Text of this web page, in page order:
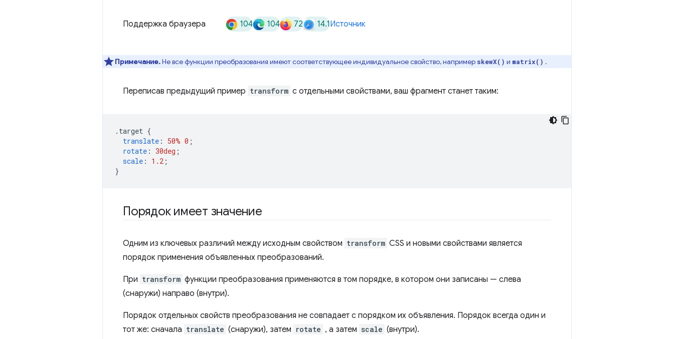
Поддержка браузера 104 104 72 14.1Источник
Примечание.Не все функции преобразования имеют соответствующее индивидуальное свойство, например skewX() и matrix() .
Переписав предыдущий пример transform с отдельными свойствами, ваш фрагмент станет таким:
. target {
translate : 50% 0 ;
rotate : 30deg ;
scale : 1.2 ;
}
Порядок имеет значение
Одним из ключевых различий между исходным свойством transform CSS и новыми свойствами является
порядок применения объявленных преобразований.
При transform функции преобразования применяются в том порядке, в котором они записаны — слева
(снаружи) направо (внутри).
Порядок отдельных свойств преобразования не совпадает с порядком их объявления. Порядок всегда один и
тот же: сначала translate (снаружи), затем rotate , а затем scale (внутри).